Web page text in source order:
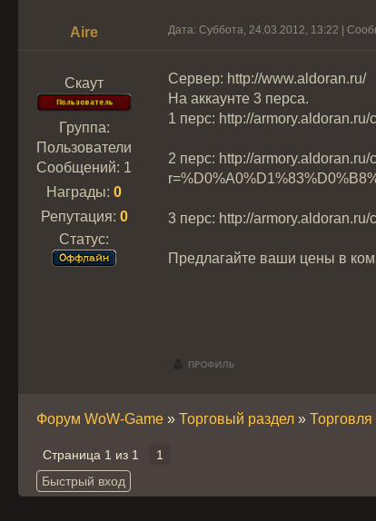
Aire Дата: Суббота, 24.03.2012, 13:22 |
Скаут
Группа:
Пользователи
Сообщений: 1
Награды: 0
Репутация: 0
Статус:
Сервер: http://www.aldoran.ru/
На аккаунте 3 перса.
1 перс: http://
2 перс: http://
3 перс: http://
Предлагайте ваши цены в
Форум WoW-Game » Торговый раздел » Торговля
Страница 1 из 1 1